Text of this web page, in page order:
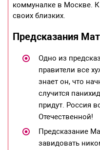
коммуналке в Москве. К
своих близких.
Предсказания
Одно из
правители все
знает он, что
случится
придут. Россия
Отечественной!
Предсказание
завидовать